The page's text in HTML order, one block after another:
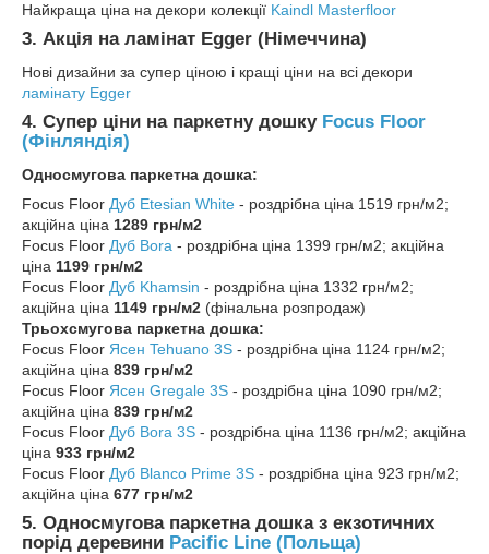
Найкраща ціна на декори колекції Kaindl Masterfloor
3. Акція на ламінат Egger (Німеччина)
Нові дизайни за супер ціною і кращі ціни на всі декори
ламінату Egger
4. Супер ціни на паркетну дошку Focus Floor
(Фінляндія)
Односмугова паркетна дошка:
Focus Floor Дуб Etesian White - роздрібна ціна 1519 грн/м2;
акційна ціна 1289 грн/м2
Focus Floor Дуб Bora - роздрібна ціна 1399 грн/м2; акційна
ціна 1199 грн/м2
Focus Floor Дуб Khamsin - роздрібна ціна 1332 грн/м2;
акційна ціна 1149 грн/м2 (фінальна розпродаж)
Трьохсмугова паркетна дошка:
Focus Floor Ясен Tehuano 3S - роздрібна ціна 1124 грн/м2;
акційна ціна 839 грн/м2
Focus Floor Ясен Gregale 3S - роздрібна ціна 1090 грн/м2;
акційна ціна 839 грн/м2
Focus Floor Дуб Bora 3S - роздрібна ціна 1136 грн/м2; акційна
ціна 933 грн/м2
Focus Floor Дуб Blanco Prime 3S - роздрібна ціна 923 грн/м2;
акційна ціна 677 грн/м2
5. Односмугова паркетна дошка з екзотичних
порід деревини Pacific Line (Польща)